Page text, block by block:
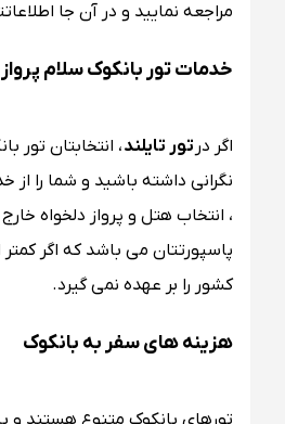
مراجعه نمایید و در آن جا
خدمات تور بانکوک سلام پرواز
اگر در تور تایلند، انتخابتان تور
نگرانی داشته باشید و شما را از
، انتخاب هتل و پرواز دلخواه
کشور را بر عهده نمی گیرد.
هزینه های سفر به بانکوک
تورهای بانکوک متنوع هستند و